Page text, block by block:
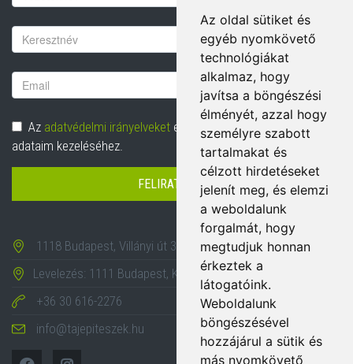
Az oldal sütiket és
egyéb nyomkövető
technológiákat
alkalmaz, hogy
javítsa a böngészési
élményét, azzal hogy
személyre szabott
tartalmakat és
célzott hirdetéseket
jelenít meg, és elemzi
a weboldalunk
forgalmát, hogy
megtudjuk honnan
érkeztek a
látogatóink.
Weboldalunk
böngészésével
hozzájárul a sütik és
más nyomkövető
Vezetéknév
Email
cím
Adatvédelem
Az adatvédelmi irányelveket elolvastam és hozzájárulok
adataim kezeléséhez.
FELIRATKOZÁS
1118 Budapest, Villányi út 35-43.
Levelezés: 1111 Budapest, Karinthy Frigyes út 24.
+36 30 616-2276
info@tajepiteszek.hu